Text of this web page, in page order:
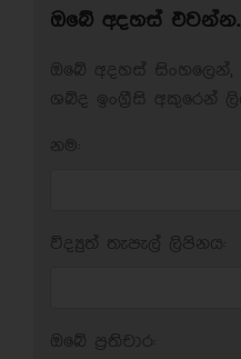
ඔබේ අදහස් එවන්න.